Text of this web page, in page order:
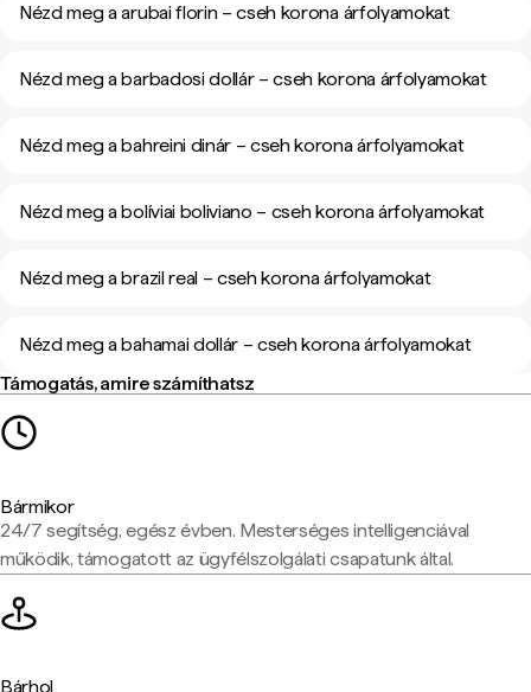
Nézd meg a arubai florin – cseh korona árfolyamokat
Nézd meg a barbadosi dollár – cseh korona árfolyamokat
Nézd meg a bahreini dinár – cseh korona árfolyamokat
Nézd meg a bolíviai boliviano – cseh korona árfolyamokat
Nézd meg a brazil real – cseh korona árfolyamokat
Nézd meg a bahamai dollár – cseh korona árfolyamokat
Támogatás, amire számíthatsz
Bármikor
24/7 segítség, egész évben. Mesterséges intelligenciával
működik, támogatott az ügyfélszolgálati csapatunk által.
Bárhol